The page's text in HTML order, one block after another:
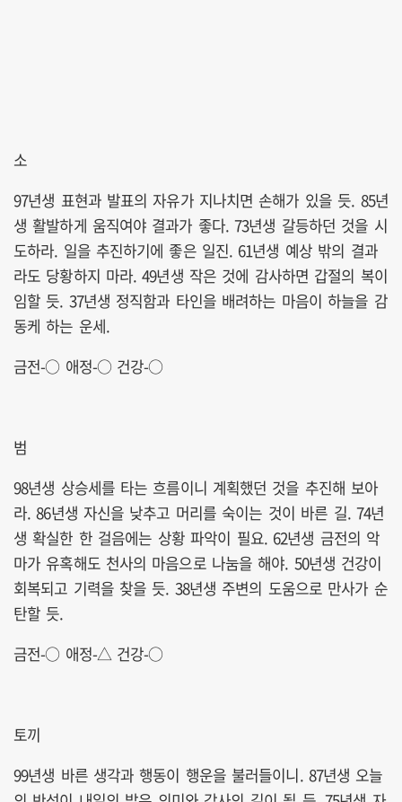
소
97년생 표현과 발표의 자유가 지나치면 손해가 있을 듯. 85년
생 활발하게 움직여야 결과가 좋다. 73년생 갈등하던 것을 시
도하라. 일을 추진하기에 좋은 일진. 61년생 예상 밖의 결과
라도 당황하지 마라. 49년생 작은 것에 감사하면 갑절의 복이
임할 듯. 37년생 정직함과 타인을 배려하는 마음이 하늘을 감
동케 하는 운세.
금전-○ 애정-○ 건강-○
범
98년생 상승세를 타는 흐름이니 계획했던 것을 추진해 보아
라. 86년생 자신을 낮추고 머리를 숙이는 것이 바른 길. 74년
생 확실한 한 걸음에는 상황 파악이 필요. 62년생 금전의 악
마가 유혹해도 천사의 마음으로 나눔을 해야. 50년생 건강이
회복되고 기력을 찾을 듯. 38년생 주변의 도움으로 만사가 순
탄할 듯.
금전-○ 애정-△ 건강-○
토끼
99년생 바른 생각과 행동이 행운을 불러들이니. 87년생 오늘